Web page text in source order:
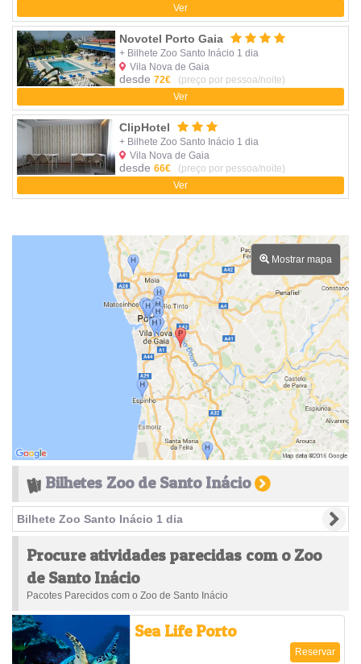
Ver
Novotel Porto Gaia
+ Bilhete Zoo Santo Inácio 1 dia
Vila Nova de Gaia
desde 72€
(preço por pessoa/noite)
Ver
ClipHotel
+ Bilhete Zoo Santo Inácio 1 dia
Vila Nova de Gaia
desde 66€
(preço por pessoa/noite)
Ver
Mostrar mapa
Bilhetes Zoo de Santo Inácio
Bilhete Zoo Santo Inácio 1 dia
Procure atividades parecidas com o Zoo
de Santo Inácio
Pacotes Parecidos com o Zoo de Santo Inácio
Sea Life Porto
Reservar